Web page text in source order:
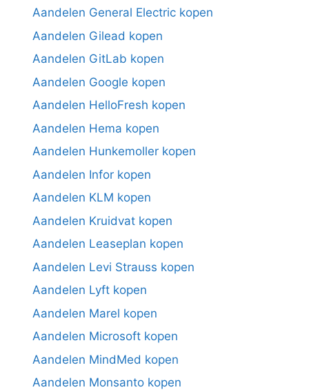
Aandelen General Electric kopen
Aandelen Gilead kopen
Aandelen GitLab kopen
Aandelen Google kopen
Aandelen HelloFresh kopen
Aandelen Hema kopen
Aandelen Hunkemoller kopen
Aandelen Infor kopen
Aandelen KLM kopen
Aandelen Kruidvat kopen
Aandelen Leaseplan kopen
Aandelen Levi Strauss kopen
Aandelen Lyft kopen
Aandelen Marel kopen
Aandelen Microsoft kopen
Aandelen MindMed kopen
Aandelen Monsanto kopen